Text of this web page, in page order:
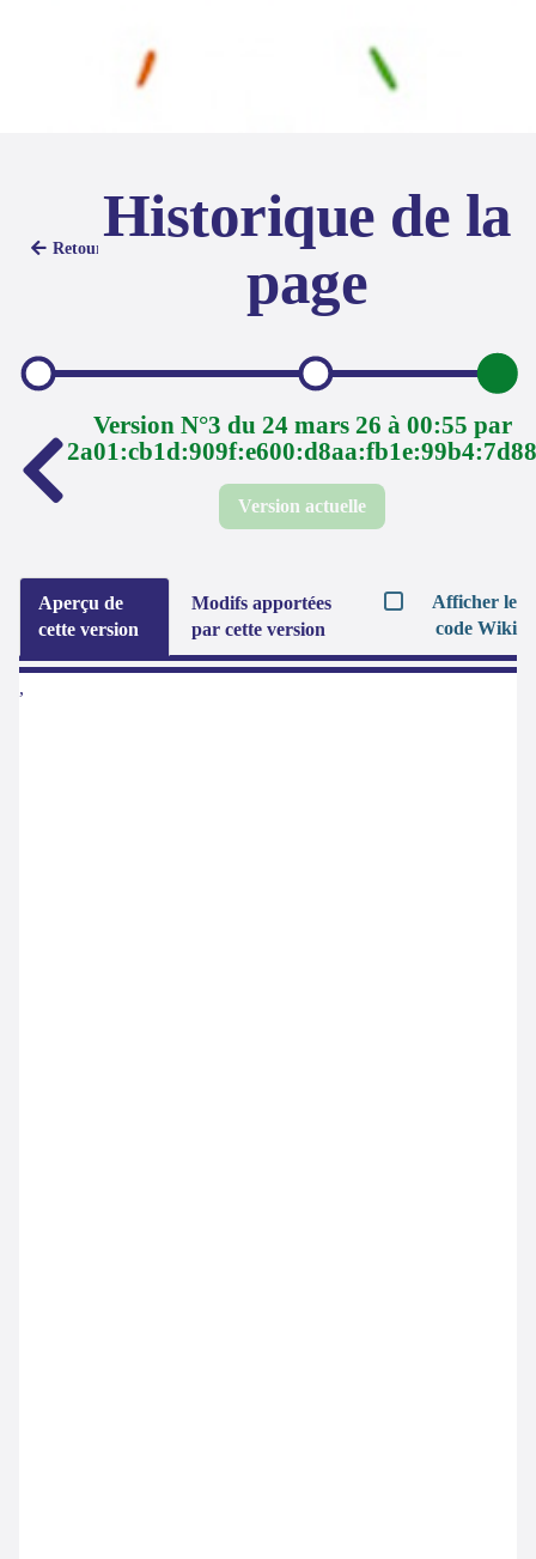
Retour Historique de la
page
Version N°3 du 24 mars 26 à 00:55 par
2a01:cb1d:909f:e600:d8aa:fb1e:99b4:7d88
Version actuelle
Aperçu de
cette version
Modifs apportées
par cette version
Afficher le
code Wiki